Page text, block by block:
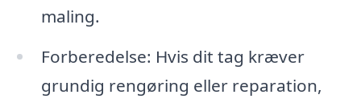
maling.
Forberedelse: Hvis dit tag kræver
grundig rengøring eller reparation,